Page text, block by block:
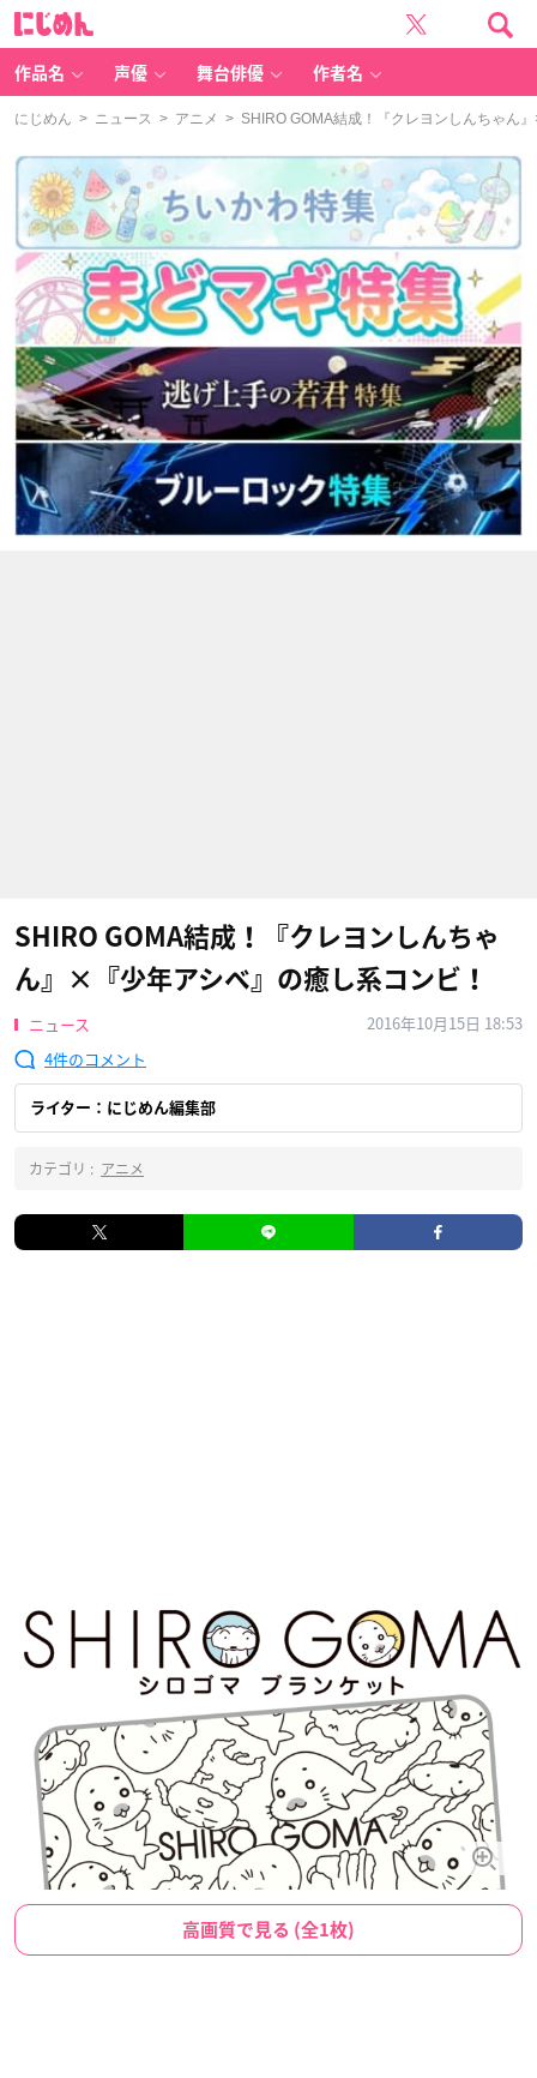
作品名 声優 舞台俳優 作者名
にじめん > ニュース > アニメ > SHIRO GOMA結成！『クレヨンしんちゃん
SHIRO GOMA結成！『クレヨンしんちゃ
ん』×『少年アシベ』の癒し系コンビ！
ニュース
2016年10月15日 18:53
4
ライター：にじめん編集部
カテゴリ : アニメ
高画質で見る (全1枚)